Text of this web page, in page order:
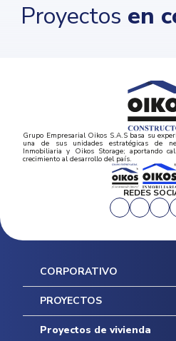
Proyectos en
Grupo Empresarial Oikos S.A.S basa su
una de sus unidades estratégicas de
Inmobiliaria y Oikos Storage; aportando
crecimiento al desarrollo del país.
REDES
CORPORATIVO
Inicio
Mapa del sitio
Postventas
Contratación Directa
PROYECTOS
Proyectos de vivienda